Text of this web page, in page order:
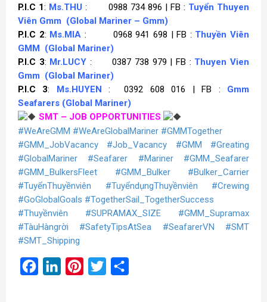
P.I.C 1: Ms.THU : 0988 734 896 | FB : Tuyển Thuyen
Viên Gmm (Global Mariner – Gmm)
P.I.C 2: Ms.MIA : 0968 941 698 | FB : Thuyền Viên
GMM (Global Mariner)
P.I.C 3: Mr.LUCY : 0387 738 979 | FB : Thuyen Vien
Gmm (Global Mariner)
P.I.C 3: Ms.HUYEN : 0392 608 016 | FB : Gmm
Seafarers (Global Mariner)
SMT – JOB OPPORTUNITIES
#WeAreGMM #WeAreGlobalMariner #GMMTogether
#GMM_JobVacancy
#Job_Vacancy #GMM
#Greating
#GlobalMariner
#Seafarer #Mariner
#GMM_Seafarer
#GMM_BulkersFleet
#GMM_Bulker
#Bulker_Carrier
#TuyểnThuyềnviên
#TuyểndụngThuyềnviên
#Crewing
#GoGlobalGoals #TogetherSail_TogetherSuccess
#Thuyềnviên
#SUPRAMAX_SIZE
#GMM_Supramax
#TàuHàngrời
#SafetyTipsAtSea #SeafarerVN
#SMT
#SMT_Shipping
FacebookLinkedInPinterest
Twitter